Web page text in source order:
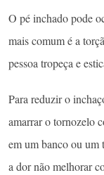
O pé inchado pode
mais comum é a
pessoa tropeça e
Para reduzir o
amarrar o tornozelo
em um banco ou um
a dor não melhorar